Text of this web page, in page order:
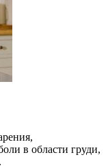
в области груди,